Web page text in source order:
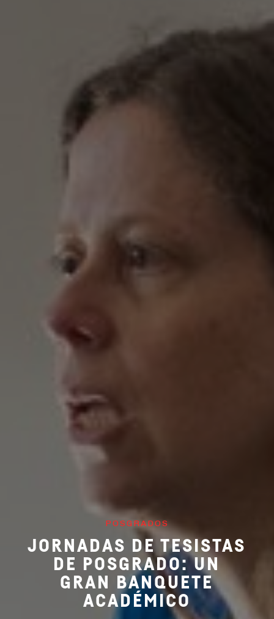
POSGRADOS
JORNADAS DE TESISTAS
DE POSGRADO: UN
GRAN BANQUETE
ACADÉMICO